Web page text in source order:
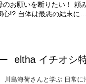
のお願いを断りたい！ 頼
心!? 自体は最悪の結末に…
eltha イチオシ
川島海荷さんと学ぶ 日常に